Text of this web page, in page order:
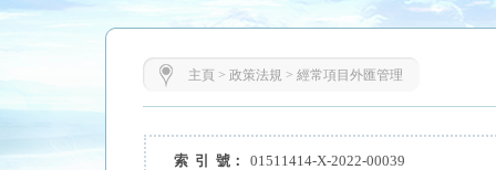
主頁 > 政策法規 > 經常項目外匯管理
索 引 號：
01511414-X-2022-00039